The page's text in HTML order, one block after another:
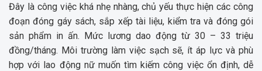
Đây là công việc khá nhẹ nhàng, chủ yếu thực hiện các công
đoạn đóng gáy sách, sắp xếp tài liệu, kiểm tra và đóng gói
sản phẩm in ấn. Mức lương dao động từ 30 – 33 triệu
đồng/tháng. Môi trường làm việc sạch sẽ, ít áp lực và phù
hợp với lao động nữ muốn tìm kiếm công việc ổn định, dễ